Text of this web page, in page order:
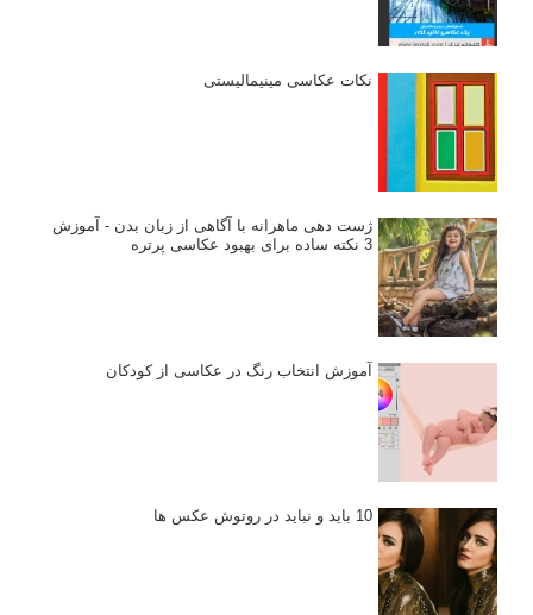
نکات عکاسی مینیمالیستی
ژست دهی ماهرانه با آگاهی از زبان بدن - آموزش
3 نکته ساده برای بهبود عکاسی پرتره
آموزش انتخاب رنگ در عکاسی از کودکان
10 باید و نباید در روتوش عکس ها